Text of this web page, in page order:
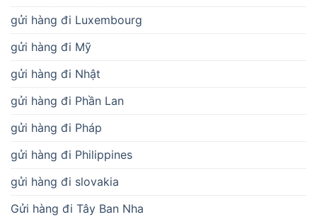
gửi hàng đi Luxembourg
gửi hàng đi Mỹ
gửi hàng đi Nhật
gửi hàng đi Phần Lan
gửi hàng đi Pháp
gửi hàng đi Philippines
gửi hàng đi slovakia
Gửi hàng đi Tây Ban Nha